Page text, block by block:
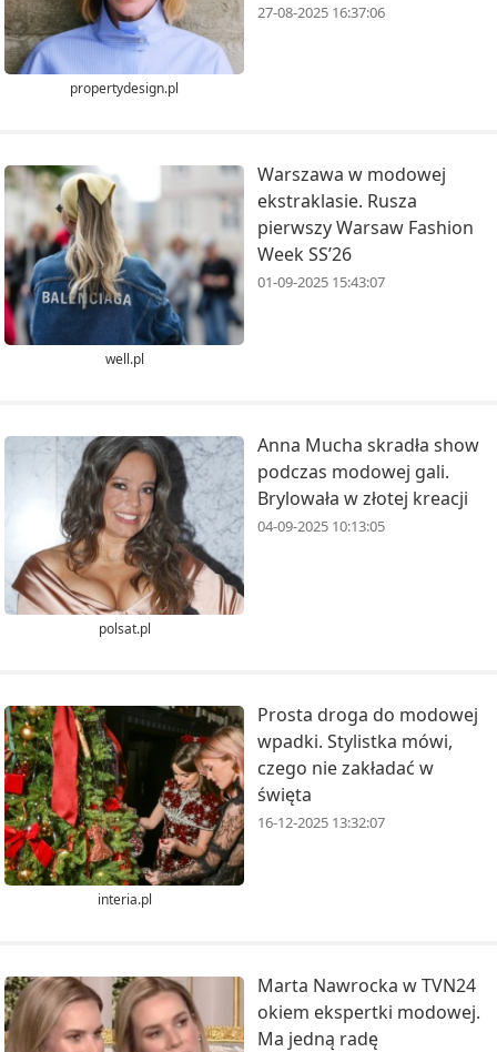
propertydesign.pl
27-08-2025 16:37:06
well.pl
Warszawa w modowej
ekstraklasie. Rusza
pierwszy Warsaw Fashion
Week SS’26
01-09-2025 15:43:07
polsat.pl
Anna Mucha skradła show
podczas modowej gali.
Brylowała w złotej kreacji
04-09-2025 10:13:05
interia.pl
Prosta droga do modowej
wpadki. Stylistka mówi,
czego nie zakładać w
święta
16-12-2025 13:32:07
Marta Nawrocka w TVN24
okiem ekspertki modowej.
Ma jedną radę